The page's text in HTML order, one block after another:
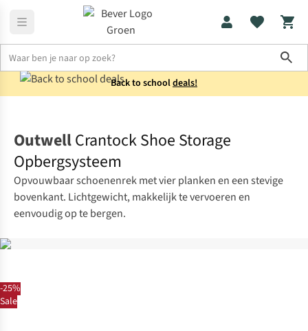
Back to schooldeals!
-25%
Sale
OutwellCrantock Shoe Storage
Opbergsysteem
Opvouwbaar schoenenrek met vier planken en een stevige
bovenkant. Lichtgewicht, makkelijk te vervoeren en
eenvoudig op te bergen.